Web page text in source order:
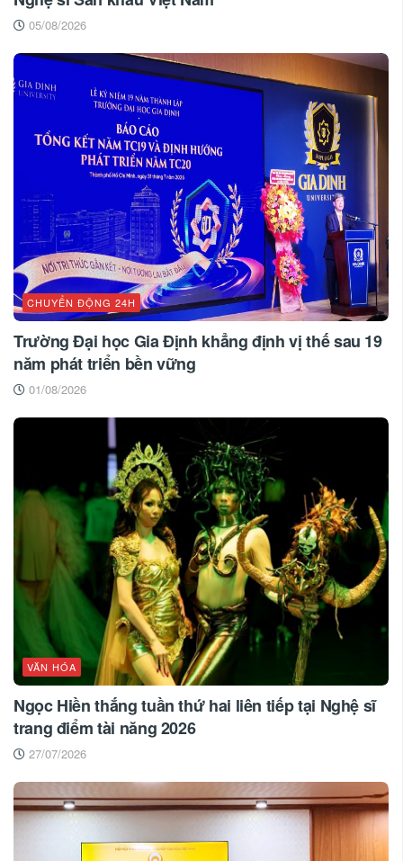
05/08/2026
CHUYỂN ĐỘNG 24H
Trường Đại học Gia Định khẳng định vị thế sau 19
năm phát triển bền vững
01/08/2026
VĂN HÓA
Ngọc Hiền thắng tuần thứ hai liên tiếp tại Nghệ sĩ
trang điểm tài năng 2026
27/07/2026